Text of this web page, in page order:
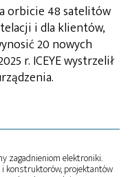
orbicie 48 satelitów
i dla klientów,
20 nowych
r. ICEYE wystrzelił
zagadnieniom elektroniki.
konstruktorów, projektantów